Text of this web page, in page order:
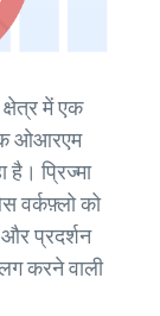
में एक
ओआरएम
है। प्रिज्मा
वर्कफ़्लो को
प्रदर्शन
करने वाली